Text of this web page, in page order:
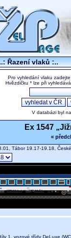
Řazení vlaků :..
Pro vyhledání vlaku
Hvězdičku * lze při
V databázi byl
Ex 1547
«
Tábor 19.17-19.18,
1. vozové třídy DeLuxe